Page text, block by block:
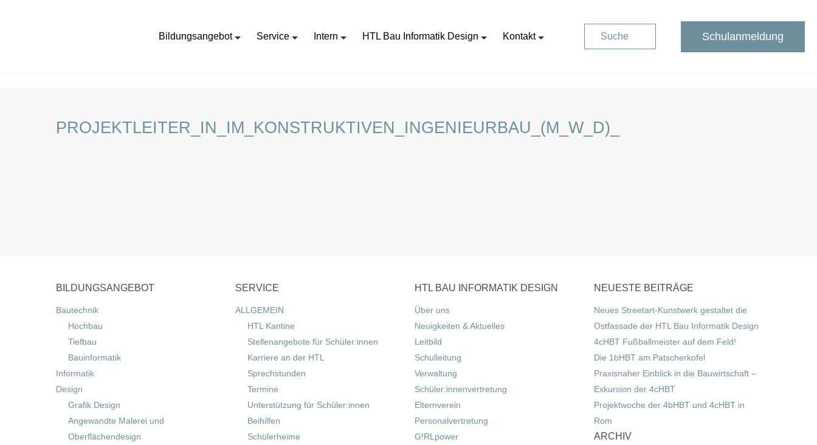
Bildungsangebot Service Intern HTL Bau Informatik Design Kontakt Suche Schulanmeldung
PROJEKTLEITER_IN_IM_KONSTRUKTIVEN_INGENIEURBAU_(M_W_D)_
BILDUNGSANGEBOT
Bautechnik
Hochbau
Tiefbau
Bauinformatik
Informatik
Design
Grafik Design
Angewandte Malerei und
Oberflächendesign
SERVICE
ALLGEMEIN
HTL Kantine
Stellenangebote für Schüler:innen
Karriere an der HTL
Sprechstunden
Termine
Unterstützung für Schüler:innen
Beihilfen
Schülerheime
HTL BAU INFORMATIK DESIGN
Über uns
Neuigkeiten & Aktuelles
Leitbild
Schulleitung
Verwaltung
Schüler:innenvertretung
Elternverein
Personalvertretung
G!RLpower
NEUESTE BEITRÄGE
Neues Streetart-Kunstwerk gestaltet die
Ostfassade der HTL Bau Informatik Design
4cHBT Fußballmeister auf dem Feld!
Die 1bHBT am Patscherkofel
Praxisnaher Einblick in die Bauwirtschaft –
Exkursion der 4cHBT
Projektwoche der 4bHBT und 4cHBT in
Rom
ARCHIV